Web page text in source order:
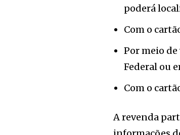
poderá
Com o
Por meio
Federal ou
Com o
A revenda